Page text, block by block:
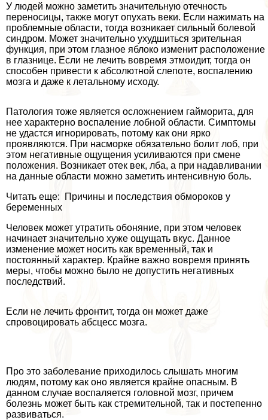
У людей можно заметить значительную отечность
переносицы, также могут опухать веки. Если нажимать на
проблемные области, тогда возникает сильный болевой
синдром. Может значительно ухудшиться зрительная
функция, при этом глазное яблоко изменит расположение
в глазнице. Если не лечить вовремя этмоидит, тогда он
способен привести к абсолютной слепоте, воспалению
мозга и даже к летальному исходу.
Патология тоже является осложнением гайморита, для
нее хаpaктерно воспаление лобной области. Симптомы
не удастся игнорировать, потому как они ярко
проявляются. При насморке обязательно болит лоб, при
этом негативные ощущения усиливаются при смене
положения. Возникает отек век, лба, а при надавливании
на данные области можно заметить интенсивную боль.
Читать еще: Причины и последствия обмороков у
беременных
Человек может утратить обоняние, при этом человек
начинает значительно хуже ощущать вкус. Данное
изменение может носить как временный, так и
постоянный хаpaктер. Крайне важно вовремя принять
меры, чтобы можно было не допустить негативных
последствий.
Если не лечить фронтит, тогда он может даже
спровоцировать абсцесс мозга.
Про это заболевание приходилось слышать многим
людям, потому как оно является крайне опасным. В
данном случае воспаляется головной мозг, причем
болезнь может быть как стремительной, так и постепенно
развиваться.